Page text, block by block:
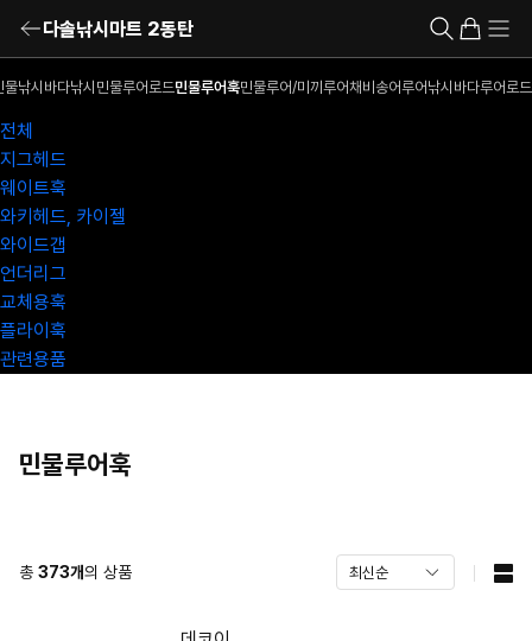
다솔낚시마트 2동탄
물낚시 바다낚시 민물루어로드민물루어훅민물루어/미끼 루어채비 송어루어낚시 바다루어로드
전체
지그헤드
웨이트훅
와키헤드, 카이젤
와이드갭
언더리그
교체용훅
플라이훅
관련용품
민물루어훅
총 373개의 상품